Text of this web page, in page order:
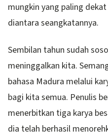
mungkin yang paling
diantara seangkatannya.
Sembilan tahun sudah
meninggalkan kita.
bahasa Madura melalui
bagi kita semua. Penulis
menerbitkan tiga karya
dia telah berhasil